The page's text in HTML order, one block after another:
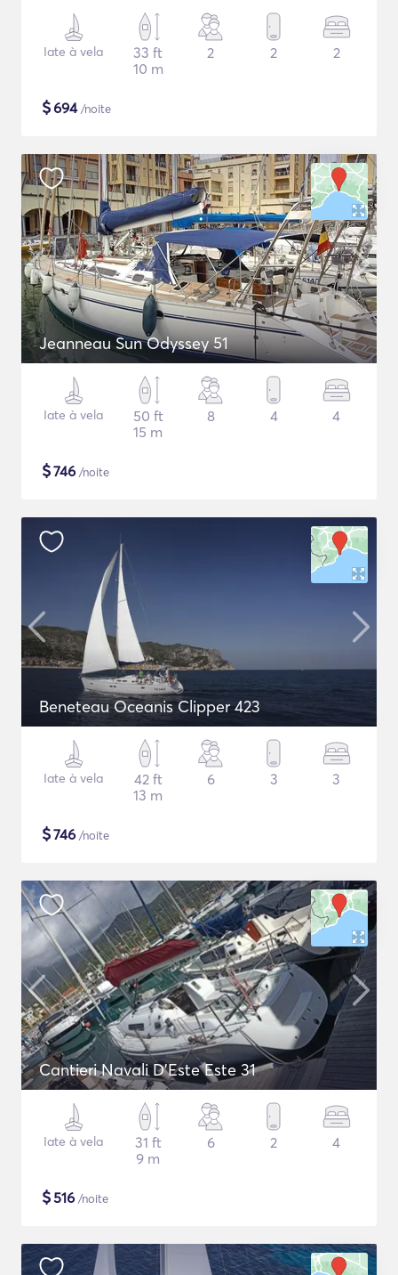
Iate à vela
33 ft
10 m
2 2 2
$694/noite
Jeanneau Sun Odyssey 51
Iate à vela
50 ft
15 m
8 4 4
$746 /noite
Beneteau Oceanis Clipper 423
Iate à vela
42 ft
13 m
6 3 3
$746 /noite
Cantieri Navali D'Este Este 31
Iate à vela
31 ft
9 m
6 2 4
$516 /noite